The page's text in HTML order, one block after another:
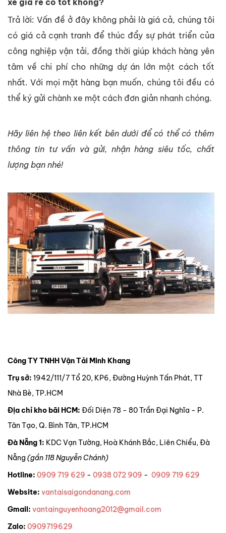
Trả lời: Vấn đề ở đây không phải là giá cả, chúng tôi
có giá cả cạnh tranh để thúc đẩy sự phát triển của
công nghiệp vận tải, đồng thời giúp khách hàng yên
tâm về chi phí cho những dự án lớn một cách tốt
nhất. Với mọi mặt hàng bạn muốn, chúng tôi đều có
thể ký gửi chành xe một cách đơn giản nhanh chóng.
Hãy liên hệ theo liên kết bên dưới để có thể có thêm
thông tin tư vấn và gửi, nhận hàng siêu tốc, chất
lượng bạn nhé!
Công TY TNHH Vận Tải Minh Khang
Trụ sở: 1942/111/7 Tổ 20, KP6, Đường Huỳnh Tấn Phát, TT
Nhà Bè, TP.HCM
Địa chỉ kho bãi HCM: Đối Diện 78 - 80 Trần Đại Nghĩa - P.
Tân Tạo, Q. Bình Tân, TP.HCM
Đà Nẵng 1: KDC Vạn Tường, Hoà Khánh Bắc, Liên Chiểu, Đà
Nẵng (gần 118 Nguyễn Chánh)
Hotline: 0909 719 629 - 0938 072 909 - 0909 719 629
Website: vantaisaigondanang.com
Gmail: vantainguyenhoang2012@gmail.com
Zalo: 0909719629